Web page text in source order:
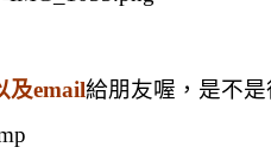
及email給朋友喔，是不是